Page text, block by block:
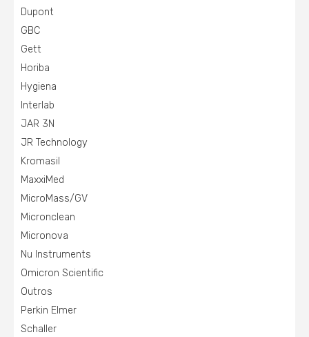
Dupont
GBC
Gett
Horiba
Hygiena
Interlab
JAR 3N
JR Technology
Kromasil
MaxxiMed
MicroMass/GV
Micronclean
Micronova
Nu Instruments
Omicron Scientific
Outros
Perkin Elmer
Schaller